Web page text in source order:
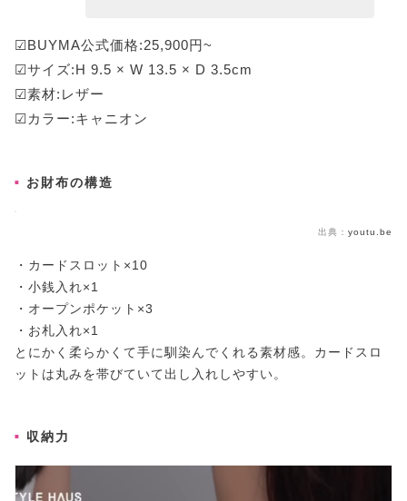
☑BUYMA公式価格:25,900円~
☑サイズ:H 9.5 × W 13.5 × D 3.5cm
☑素材:レザー
☑カラー:キャニオン
お財布の構造
出典： youtu.be
・カードスロット×10
・小銭入れ×1
・オープンポケット×3
・お札入れ×1
とにかく柔らかくて手に馴染んでくれる素材感。カードスロ
ットは丸みを帯びていて出し入れしやすい。
収納力